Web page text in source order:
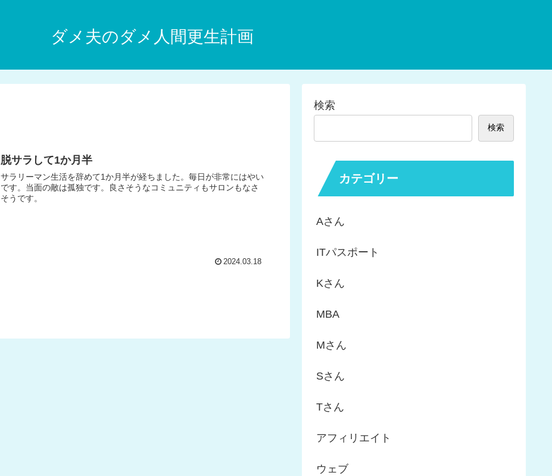
ダメ夫のダメ人間更生計画
脱サラして1か月半
サラリーマン生活を辞めて1か月半が経ちました。毎日が非常にはやい
です。当面の敵は孤独です。良さそうなコミュニティもサロンもなさ
そうです。
2024.03.18
検索
検索
カテゴリー
Aさん
ITパスポート
Kさん
MBA
Mさん
Sさん
Tさん
アフィリエイト
ウェブ